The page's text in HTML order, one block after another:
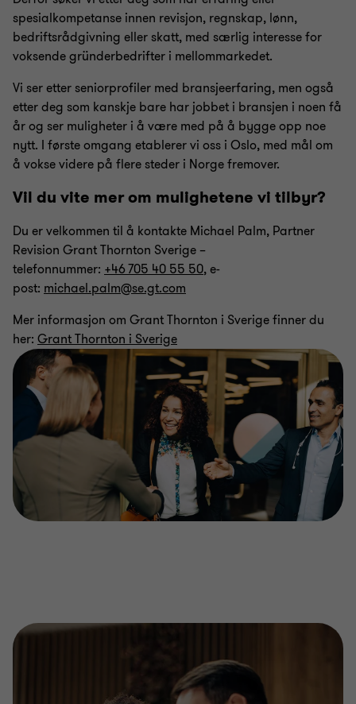
spesialkompetanse innen revisjon, regnskap, lønn,
bedriftsrådgivning eller skatt, med særlig interesse for
voksende gründerbedrifter i mellommarkedet.
Vi ser etter seniorprofiler med bransjeerfaring, men også
etter deg som kanskje bare har jobbet i bransjen i noen få
år og ser muligheter i å være med på å bygge opp noe
nytt. I første omgang etablerer vi oss i Oslo, med mål om
å vokse videre på flere steder i Norge fremover.
Vil du vite mer om mulighetene vi tilbyr?
Du er velkommen til å kontakte Michael Palm, Partner
Revision Grant Thornton Sverige –
telefonnummer: +46 705 40 55 50, e-
post: michael.palm@se.gt.com
Mer informasjon om Grant Thornton i Sverige finner du
her: Grant Thornton i Sverige